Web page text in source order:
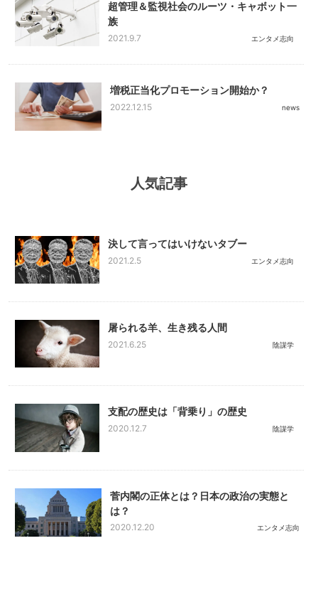
超管理＆監視社会のルーツ・キャボット一
族
2021.9.7 エンタメ志向
増税正当化プロモーション開始か？
2022.12.15 news
人気記事
決して言ってはいけないタブー
2021.2.5 エンタメ志向
屠られる羊、生き残る人間
2021.6.25 陰謀学
支配の歴史は「背乗り」の歴史
2020.12.7 陰謀学
菅内閣の正体とは？日本の政治の実態と
は？
2020.12.20 エンタメ志向